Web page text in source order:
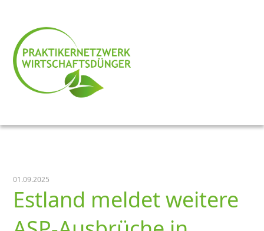
01.09.2025
Estland meldet weitere